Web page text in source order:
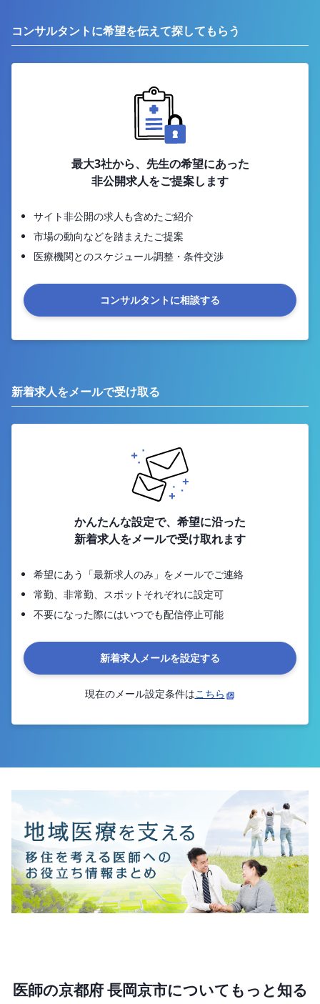
コンサルタントに希望を伝えて探してもらう
最大3社から、先生の希望にあった
非公開求人をご提案します
サイト非公開の求人も含めたご紹介
市場の動向などを踏まえたご提案
医療機関とのスケジュール調整・条件交渉
コンサルタントに相談する
新着求人をメールで受け取る
かんたんな設定で、希望に沿った
新着求人をメールで受け取れます
希望にあう「最新求人のみ」をメールでご連絡
常勤、非常勤、スポットそれぞれに設定可
不要になった際にはいつでも配信停止可能
新着求人メールを設定する
現在のメール設定条件はこちら
医師の京都府 長岡京市についてもっと知る